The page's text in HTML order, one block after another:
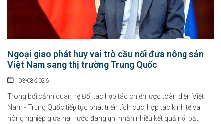
Ngoại giao phát huy vai trò cầu nối đưa nông sản
Việt Nam sang thị trường Trung Quốc
03-08-2026
Trong bối cảnh quan hệ Đối tác hợp tác chiến lược toàn diện Việt
Nam - Trung Quốc tiếp tục phát triển tích cực, hợp tác kinh tế và
nông nghiệp giữa hai nước đang ghi nhận nhiều kết quả nổi bật,